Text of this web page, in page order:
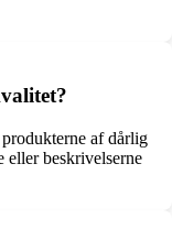
af dårlig
beskrivelserne